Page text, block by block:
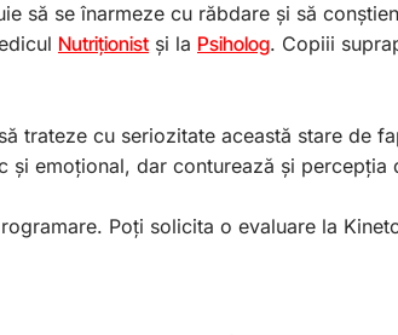
să se înarmeze cu răbdare și să
Nutriționist și la Psiholog. Copiii
trateze cu seriozitate această stare de
emoțional, dar conturează și
Poți solicita o evaluare la